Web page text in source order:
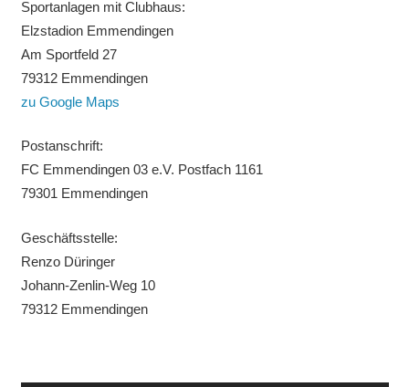
Sportanlagen mit Clubhaus:
Elzstadion Emmendingen
Am Sportfeld 27
79312 Emmendingen
zu Google Maps
Postanschrift:
FC Emmendingen 03 e.V. Postfach 1161
79301 Emmendingen
Geschäftsstelle:
Renzo Düringer
Johann-Zenlin-Weg 10
79312 Emmendingen